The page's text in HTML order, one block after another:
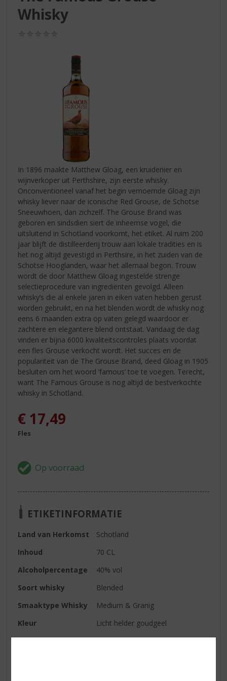
Whisky
In 1896 maakte Matthew Gloag, een kruidenier en
wijnverkoper uit Perthshire, zijn eerste whisky.
Onconventioneel vanaf het begin vernoemde Gloag zijn
whisky liever naar de iconische Red Grouse, de Schotse
Sneeuwhoen, dan zichzelf. The Grouse Brand was
geboren en sindsdien siert de inheemse vogel, die
uitsluitend in Schotland voorkomt, het etiket. Al ruim 200
jaar blijft de distilleerderij trouw aan lokale tradities en is
het nog altijd gevestigd in Perthsire, in het zuiden van de
Schotse Hooglanden, waar het allemaal begon. Trouw
wordt de door Matthew Gloag ingestelde strenge
selectieprocedure van ingrediënten gevolgd. Alleen
whisky’s die al enkele jaren in eiken vaten hebben gerust
worden gebruikt, en na het blenden wordt de whisky nog
eens 6 maanden extra op vaten gelegd waardoor er
zachtere en elegantere blend ontstaat. Vandaag de dag
vinden er bijna 6000 kwaliteitscontroles plaats voordat
een fles Grouse verkocht wordt. Het succes en de
populariteit van de The Grouse Brand, deed Gloag in 1905
besluiten om het woord ‘famous’ toe te voegen. Terecht,
want The Famous Grouse is nog altijd de bestverkochte
whisky in Schotland.
€ 17,49
Fles
ETIKETINFORMATIE
Land van Herkomst
Schotland
Inhoud
70 CL
Alcoholpercentage
40% vol
Soort whisky
Blended
Smaaktype Whisky
Medium & Granig
Kleur
Licht helder goudgeel